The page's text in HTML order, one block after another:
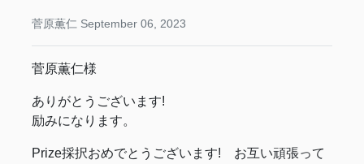
菅原薫仁 September 06, 2023
菅原薫仁様
ありがとうございます!
励みになります。
Prize採択おめでとうございます! お互い頑張って